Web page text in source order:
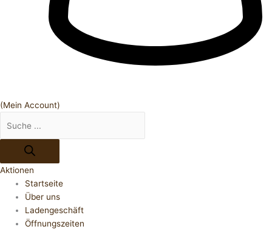
(Mein Account)
Aktionen
Startseite
Über uns
Ladengeschäft
Öffnungszeiten